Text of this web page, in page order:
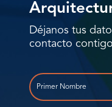
Déjanos tus
contacto contigo